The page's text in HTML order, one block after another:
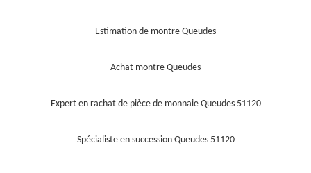
Estimation de montre Queudes
Achat montre Queudes
Expert en rachat de pièce de monnaie Queudes 51120
Spécialiste en succession Queudes 51120